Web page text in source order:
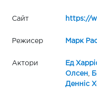
Сайт https://
Режисер Марк
Актори Ед
Олсен
Денніс